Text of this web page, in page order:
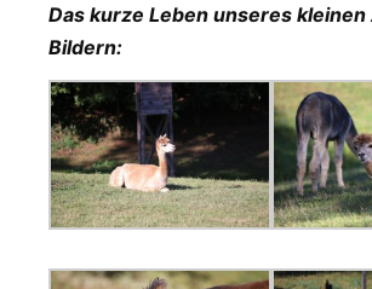
Das kurze Leben unseres kleinen
Bildern: